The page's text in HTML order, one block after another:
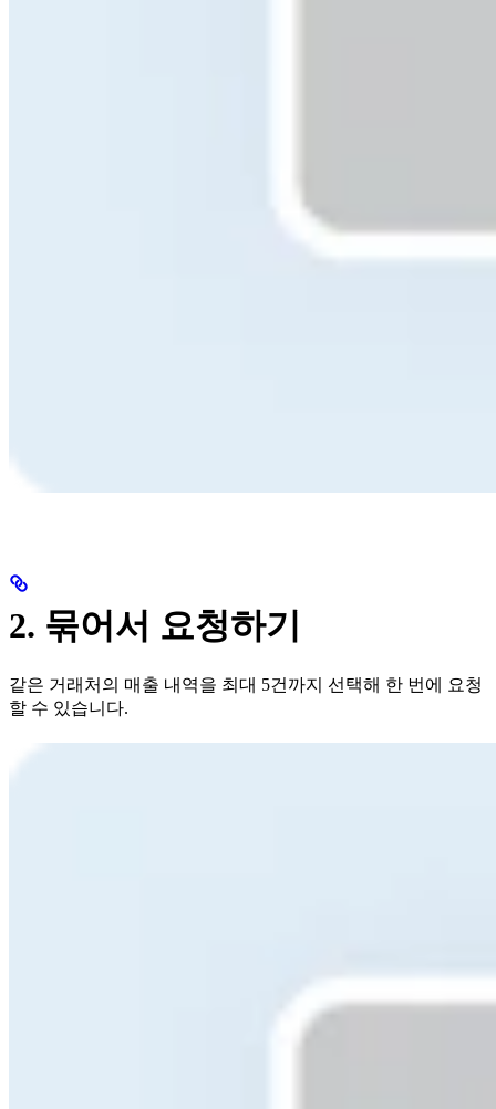
2. 묶어서 요청하기
같은 거래처의 매출 내역을 최대 5건까지 선택해 한 번에 요청
할 수 있습니다.